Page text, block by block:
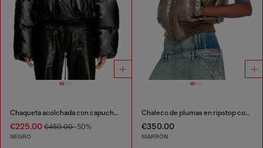
Chaqueta acolchada con capucha en tejido recubierto
€225.00 €450.00-50%
NEGRO
Chaleco de plumas en ripstop con capucha desmontable
€350.00
MARRÓN